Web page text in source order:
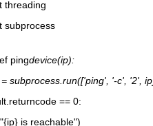
threading
subprocess
pingdevice(ip):
subprocess.run(['ping', '-c', '2',
== 0:
is reachable")